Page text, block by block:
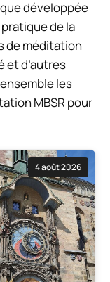
développée
pratique de la
de méditation
et d’autres
les
MBSR pour
4 août 2026